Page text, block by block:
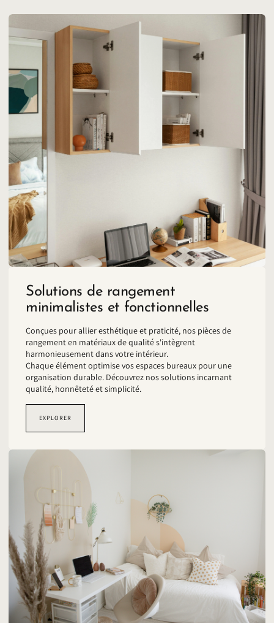
Solutions de rangement
minimalistes et fonctionnelles
Conçues pour allier esthétique et praticité, nos pièces de
rangement en matériaux de qualité s'intègrent
harmonieusement dans votre intérieur.
Chaque élément optimise vos espaces bureaux pour une
organisation durable. Découvrez nos solutions incarnant
qualité, honnêteté et simplicité.
EXPLORER